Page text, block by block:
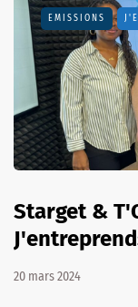
EMISSIONS
Starget &
20 mars 2024